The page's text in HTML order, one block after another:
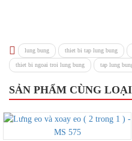
lung bung thiet bi tap lung bung
thiet bi ngoai troi lung bung tap lung
SẢN PHẨM CÙNG LOẠI